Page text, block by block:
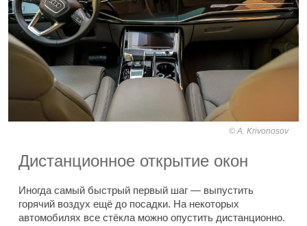
A. Krivonosov
Дистанционное открытие окон
Иногда самый быстрый первый шаг — выпустить
горячий воздух ещё до посадки. На некоторых
автомобилях все стёкла можно опустить дистанционно.